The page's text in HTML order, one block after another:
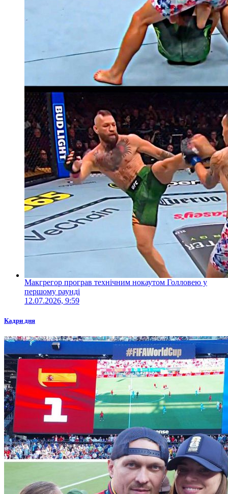
Макгрегор програв технічним нокаутом Голловею у
першому раунді
12.07.2026, 9:59
Кадри дня